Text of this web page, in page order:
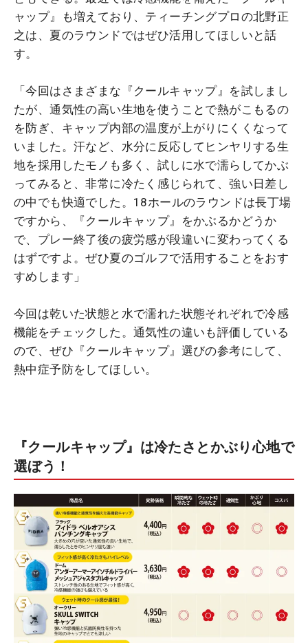
ャップ』も増えており、ティーチングプロの北野正
之は、夏のラウンドではぜひ活用してほしいと話
す。
「今回はさまざまな『クールキャップ』を試しまし
たが、通気性の高い生地を使うことで熱がこもるの
を防ぎ、キャップ内部の温度が上がりにくくなって
いました。汗など、水分に反応してヒンヤリする生
地を採用したモノも多く、試しに水で濡らしてかぶ
ってみると、非常に冷たく感じられて、強い日差し
の中でも快適でした。18ホールのラウンドは長丁場
ですから、『クールキャップ』をかぶるかどうか
で、プレー終了後の疲労感が段違いに変わってくる
はずですよ。ぜひ夏のゴルフで活用することをおす
すめします」
今回は乾いた状態と水で濡れた状態それぞれで冷感
機能をチェックした。通気性の違いも評価している
ので、ぜひ『クールキャップ』選びの参考にして、
熱中症予防をしてほしい。
『クールキャップ』は冷たさとかぶり心地で
選ぼう！